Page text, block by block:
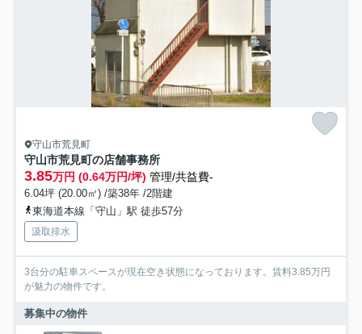
守山市荒見町
守山市荒見町の店舗事務所
3.85万円 (0.64万円/坪) 管理/共益費-
6.04坪 (20.00㎡) /築38年 /2階建
東海道本線「守山」駅 徒歩57分
汲取排水
3台分の駐車スペースが現在空き状態になっております。賃料3.85万円
が魅力の物件です。
募集中の物件